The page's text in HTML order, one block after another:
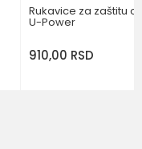
Rukavice za zaštitu
U-Power
910,00 RSD